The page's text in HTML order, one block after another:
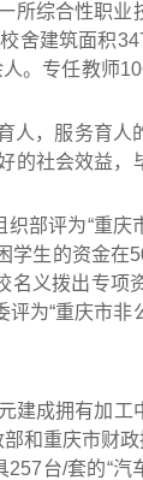
所综合性职业
舍建筑面积
。专任教师
人，服务育人
的社会效益，
部评为“重庆
学生的资金在
名义拨出专项
为“重庆市非
建成拥有加工
和重庆市财
台/套的“汽